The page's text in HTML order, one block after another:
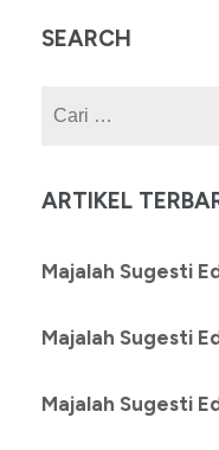
SEARCH
ARTIKEL
Majalah Sugesti
Majalah Sugesti
Majalah Sugesti